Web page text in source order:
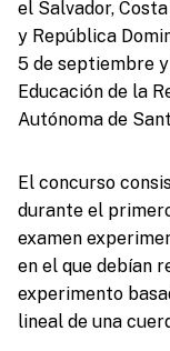
el Salvador,
y República
5 de septiembre
Educación de la
Autónoma de
El concurso
durante el
examen
en el que debían
experimento
lineal de una